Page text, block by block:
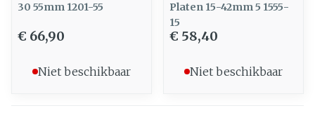
30 55mm 1201-55
€ 66,90
Niet beschikbaar
Platen 15-42mm 5 1555-
15
€ 58,40
Niet beschikbaar